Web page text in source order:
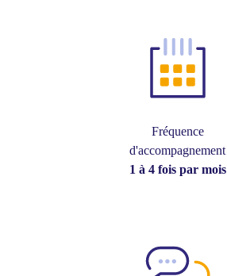
Fréquence
d'accompagnement
1 à 4 fois par mois